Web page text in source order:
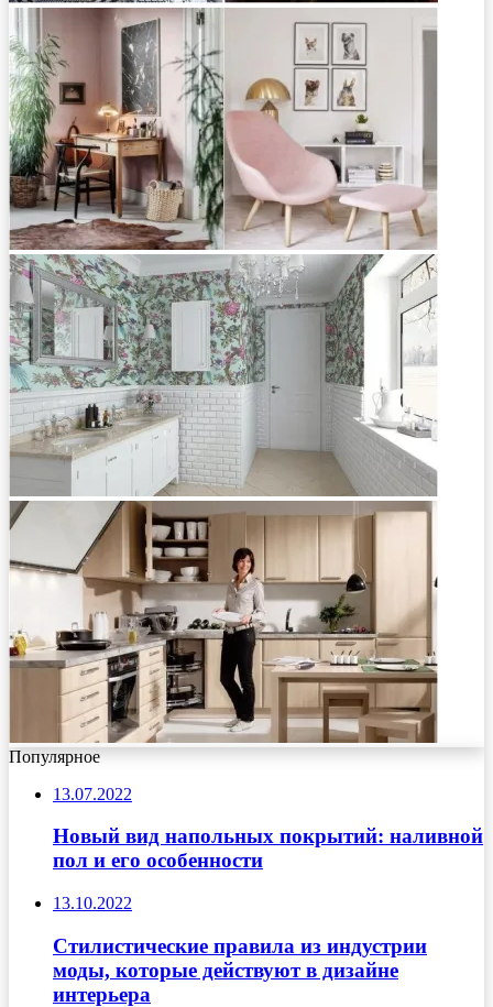
Популярное
13.07.2022
Новый вид напольных покрытий: наливной
пол и его особенности
13.10.2022
Стилистические правила из индустрии
моды, которые действуют в дизайне
интерьера